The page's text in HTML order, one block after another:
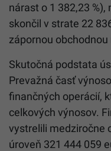
nárast o 1 382,23
skončil v strate 22
zápornou obchodnou
Skutočná podstata
Prevažná časť
finančných operácií,
celkových výnosov.
vystrelili medziročne
úroveň 321 444 059